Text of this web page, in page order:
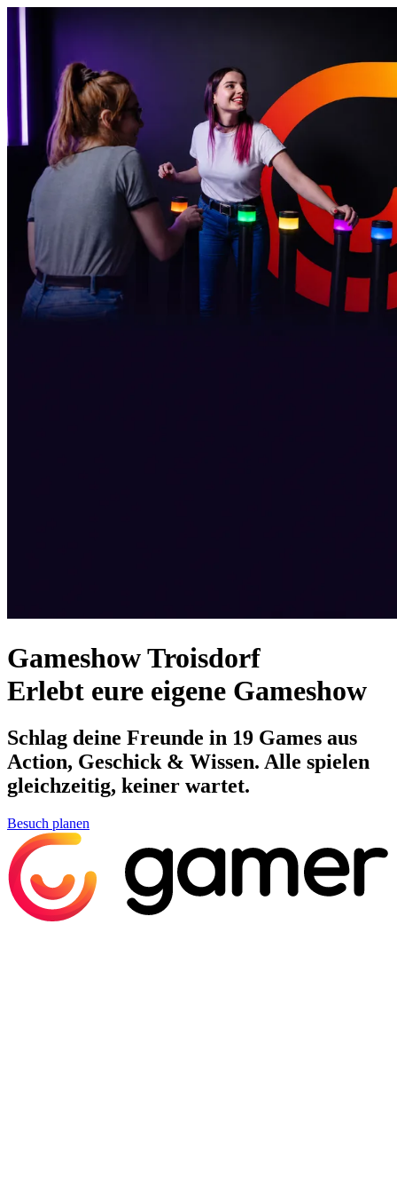
Gameshow Troisdorf
Erlebt eure eigene Gameshow
Schlag deine Freunde in 19 Games aus
Action, Geschick & Wissen. Alle spielen
gleichzeitig, keiner wartet.
Besuch planen